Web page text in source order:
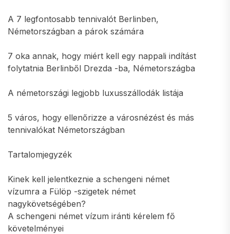
A 7 legfontosabb tennivalót Berlinben,
Németországban a párok számára
7 oka annak, hogy miért kell egy nappali indítást
folytatnia Berlinből Drezda -ba, Németországba
A németországi legjobb luxusszállodák listája
5 város, hogy ellenőrizze a városnézést és más
tennivalókat Németországban
Tartalomjegyzék
Kinek kell jelentkeznie a schengeni német
vízumra a Fülöp -szigetek német
nagykövetségében?
A schengeni német vízum iránti kérelem fő
követelményei